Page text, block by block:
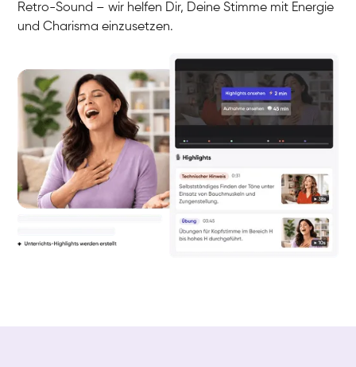
Retro-Sound – wir helfen Dir, Deine Stimme mit Energie
und Charisma einzusetzen.